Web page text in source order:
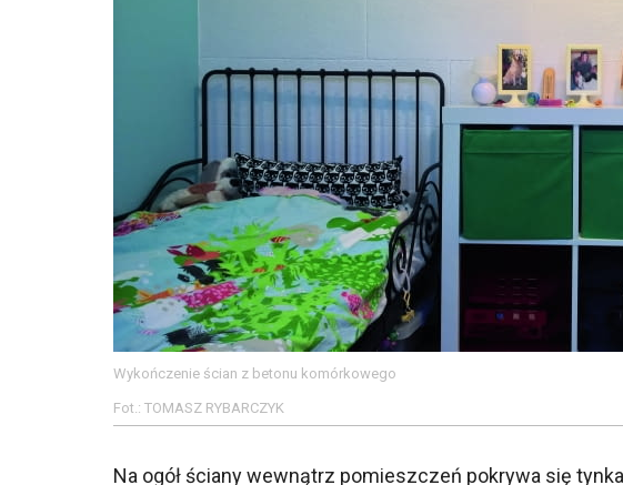
Wykończenie ścian z betonu komórkowego
Fot.: TOMASZ RYBARCZYK
Na ogół ściany wewnątrz pomieszczeń pokrywa się